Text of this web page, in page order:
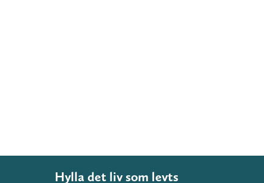
Hylla det liv som levts